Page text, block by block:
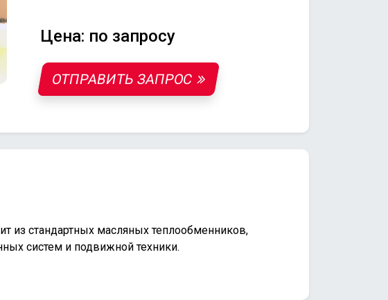
Цена: по запросу
ОТПРАВИТЬ ЗАПРОС
из стандартных масляных теплообменников,
систем и подвижной техники.